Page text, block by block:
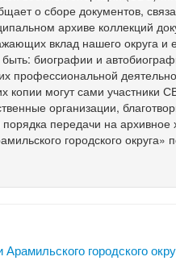
о сборе документов,
архиве коллекций
вклад нашего округа и
биографии и
профессиональной
копии могут сами участники
организации,
передачи на архивное
городского округа»
городского